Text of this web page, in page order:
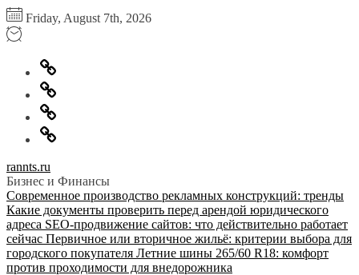
Перейти
к
содержимому
Friday, August 7th, 2026
Главная
Информация
для
правообладателей
Обратная
связь
Политика
конфиденциальности
rannts.ru
Бизнес и Финансы
Современное производство рекламных конструкций: тренды
Какие документы проверить перед арендой юридического
адреса SEO-продвижение сайтов: что действительно работает
сейчас Первичное или вторичное жильё: критерии выбора для
городского покупателя Летние шины 265/60 R18: комфорт
против проходимости для внедорожника